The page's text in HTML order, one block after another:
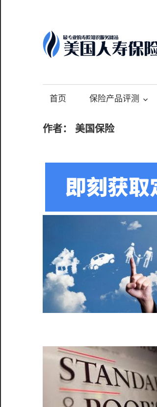
content
专
业
的
美
保
区
首页 保险产品评测
作者： 美国保险